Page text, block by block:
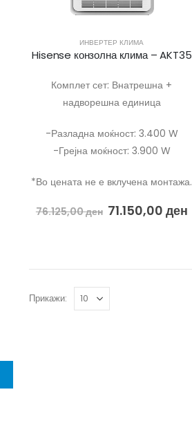
ИНВЕРТЕР КЛИМА
Hisense конзолна клима – AKT35
Комплет сет: Внатрешна +
надворешна единица
-Разладна моќност: 3.400 W
-Грејна моќност: 3.900 W
*Во цената не е вклучена монтажа.
76.125,00ден 71.150,00 ден
Прикажи: